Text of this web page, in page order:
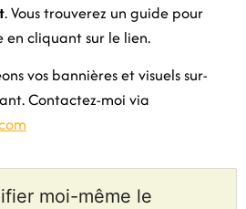
. Vous trouverez un guide pour
cliquant sur le lien.
vos bannières et visuels sur-
Contactez-moi via
moi-même le